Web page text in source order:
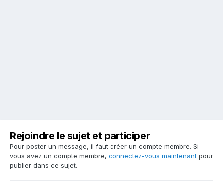
Rejoindre le sujet et participer
Pour poster un message, il faut créer un compte membre. Si
vous avez un compte membre, connectez-vous maintenant pour
publier dans ce sujet.